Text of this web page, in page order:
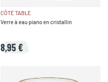
CÔTÉ TABLE
Verre à eau piano en cristallin
8,95 €